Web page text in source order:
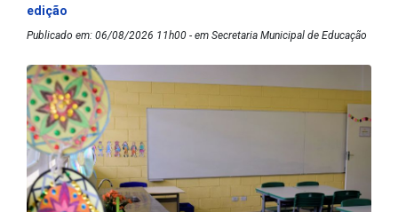
edição
Publicado em: 06/08/2026 11h00 - em Secretaria Municipal de Educação